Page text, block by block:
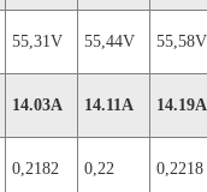
55,31V 55,44V 55,58V
14.03A 14.11A 14.19A
0,2182 0,22 0,2218